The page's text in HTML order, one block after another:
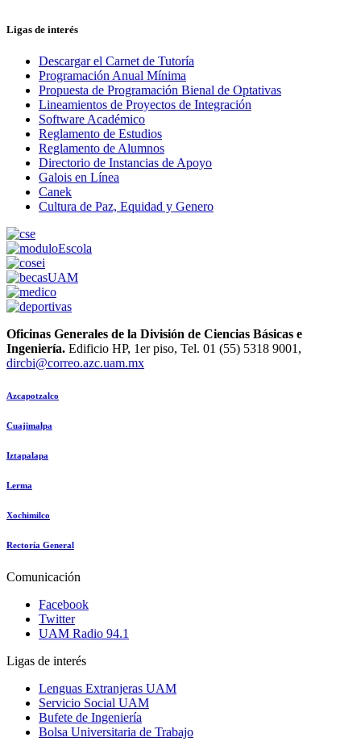
Ligas de interés
Descargar el Carnet de Tutoría
Programación Anual Mínima
Propuesta de Programación Bienal de Optativas
Lineamientos de Proyectos de Integración
Software Académico
Reglamento de Estudios
Reglamento de Alumnos
Directorio de Instancias de Apoyo
Galois en Línea
Canek
Cultura de Paz, Equidad y Genero
Oficinas Generales de la División de Ciencias Básicas e
Ingeniería. Edificio HP, 1er piso, Tel. 01 (55) 5318 9001,
dircbi@correo.azc.uam.mx
Azcapotzalco
Cuajimalpa
Iztapalapa
Lerma
Xochimilco
Rectoría General
Comunicación
Facebook
Twitter
UAM Radio 94.1
Ligas de interés
Lenguas Extranjeras UAM
Servicio Social UAM
Bufete de Ingeniería
Bolsa Universitaria de Trabajo